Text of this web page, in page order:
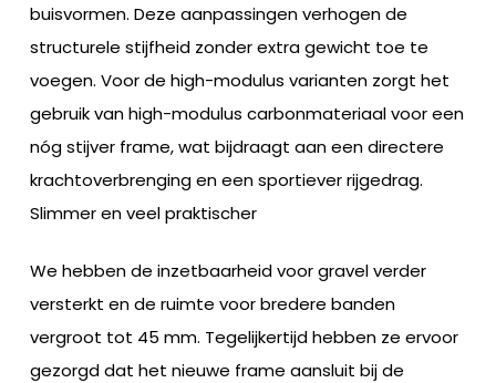
buisvormen. Deze aanpassingen verhogen de
structurele stijfheid zonder extra gewicht toe te
voegen. Voor de high-modulus varianten zorgt het
gebruik van high-modulus carbonmateriaal voor een
nóg stijver frame, wat bijdraagt aan een directere
krachtoverbrenging en een sportiever rijgedrag.
Slimmer en veel praktischer
We hebben de inzetbaarheid voor gravel verder
versterkt en de ruimte voor bredere banden
vergroot tot 45 mm. Tegelijkertijd hebben ze ervoor
gezorgd dat het nieuwe frame aansluit bij de